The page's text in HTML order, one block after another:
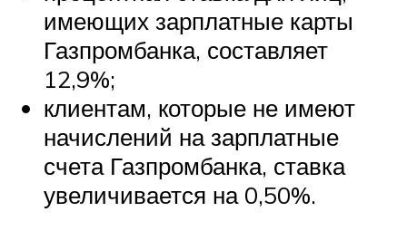
имеющих зарплатные карты
Газпромбанка, составляет
12,9%;
клиентам, которые не имеют
начислений на зарплатные
счета Газпромбанка, ставка
увеличивается на 0,50%.